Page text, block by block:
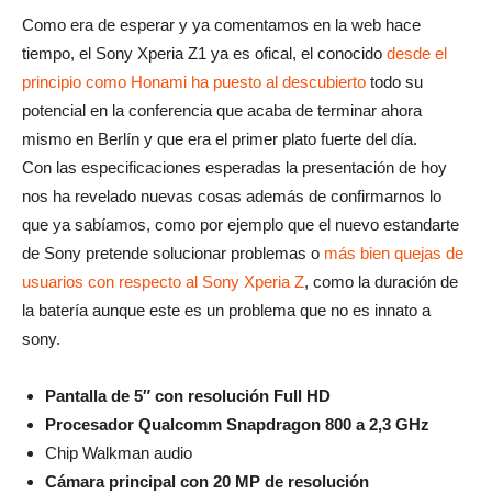
Como era de esperar y ya comentamos en la web hace
tiempo, el Sony Xperia Z1 ya es ofical, el conocido desde el
principio como Honami ha puesto al descubierto todo su
potencial en la conferencia que acaba de terminar ahora
mismo en Berlín y que era el primer plato fuerte del día.
Con las especificaciones esperadas la presentación de hoy
nos ha revelado nuevas cosas además de confirmarnos lo
que ya sabíamos, como por ejemplo que el nuevo estandarte
de Sony pretende solucionar problemas o más bien quejas de
usuarios con respecto al Sony Xperia Z, como la duración de
la batería aunque este es un problema que no es innato a
sony.
Pantalla de 5″ con resolución Full HD
Procesador Qualcomm Snapdragon 800 a 2,3 GHz
Chip Walkman audio
Cámara principal con 20 MP de resolución